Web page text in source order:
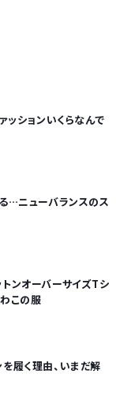
ッションいくらなんで
…ニューバランスのス
ンオーバーサイズTシ
この服
履く理由、いまだ解